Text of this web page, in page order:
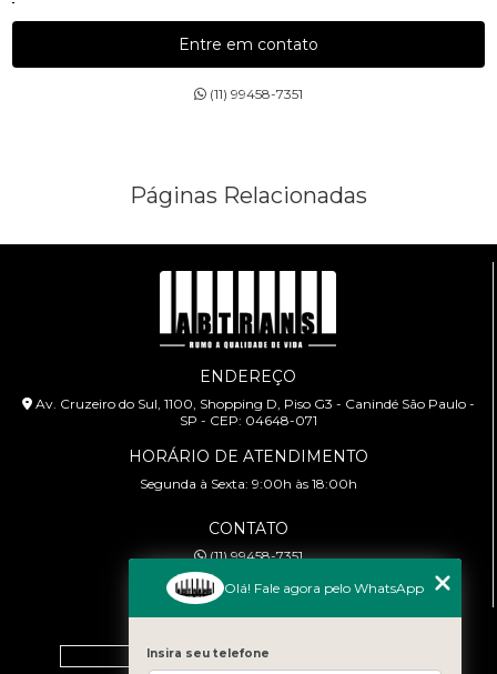
DIREÇÃO PREVENTIVA
ESCOLA COM AULAS PARA MOTOCICLISTAS
ESCOLA DE DIREÇÕES PREVENTIVAS
TREINAMENTOS PARA MOTOCICLISTAS
Entre em contato
(11) 99458-7351
Páginas Relacionadas
ENDEREÇO
Av. Cruzeiro do Sul, 1100, Shopping D, Piso G3 - Canindé São Paulo -
SP - CEP: 04648-071
HORÁRIO DE ATENDIMENTO
Segunda à Sexta: 9:00h às 18:00h
CONTATO
(11) 99458-7351
cursoabtrans@gmail.com
Home
Olá! Fale agora pelo WhatsApp
Insira seu telefone